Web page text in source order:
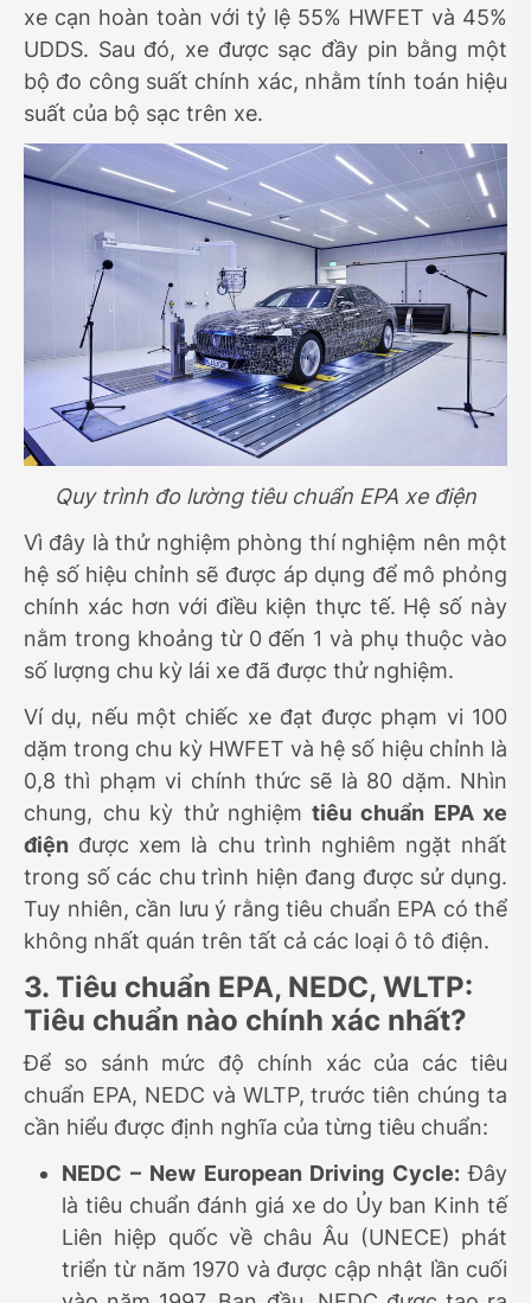
xe cạn hoàn toàn với tỷ lệ 55% HWFET và 45%
UDDS. Sau đó, xe được sạc đầy pin bằng một
bộ đo công suất chính xác, nhằm tính toán hiệu
suất của bộ sạc trên xe.
Quy trình đo lường tiêu chuẩn EPA xe điện
Vì đây là thử nghiệm phòng thí nghiệm nên một
hệ số hiệu chỉnh sẽ được áp dụng để mô phỏng
chính xác hơn với điều kiện thực tế. Hệ số này
nằm trong khoảng từ 0 đến 1 và phụ thuộc vào
số lượng chu kỳ lái xe đã được thử nghiệm.
Ví dụ, nếu một chiếc xe đạt được phạm vi 100
dặm trong chu kỳ HWFET và hệ số hiệu chỉnh là
0,8 thì phạm vi chính thức sẽ là 80 dặm. Nhìn
chung, chu kỳ thử nghiệm tiêu chuẩn EPA xe
điện được xem là chu trình nghiêm ngặt nhất
trong số các chu trình hiện đang được sử dụng.
Tuy nhiên, cần lưu ý rằng tiêu chuẩn EPA có thể
không nhất quán trên tất cả các loại ô tô điện.
3. Tiêu chuẩn EPA, NEDC, WLTP:
Tiêu chuẩn nào chính xác nhất?
Để so sánh mức độ chính xác của các tiêu
chuẩn EPA, NEDC và WLTP, trước tiên chúng ta
cần hiểu được định nghĩa của từng tiêu chuẩn:
NEDC – New European Driving Cycle:Đây
là tiêu chuẩn đánh giá xe do Ủy ban Kinh tế
Liên hiệp quốc về châu Âu (UNECE) phát
triển từ năm 1970 và được cập nhật lần cuối